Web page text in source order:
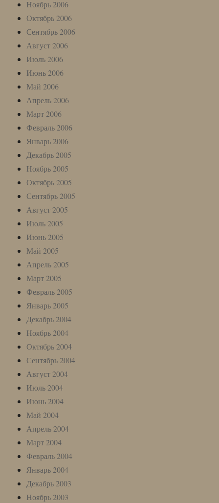
Ноябрь 2006
Октябрь 2006
Сентябрь 2006
Август 2006
Июль 2006
Июнь 2006
Май 2006
Апрель 2006
Март 2006
Февраль 2006
Январь 2006
Декабрь 2005
Ноябрь 2005
Октябрь 2005
Сентябрь 2005
Август 2005
Июль 2005
Июнь 2005
Май 2005
Апрель 2005
Март 2005
Февраль 2005
Январь 2005
Декабрь 2004
Ноябрь 2004
Октябрь 2004
Сентябрь 2004
Август 2004
Июль 2004
Июнь 2004
Май 2004
Апрель 2004
Март 2004
Февраль 2004
Январь 2004
Декабрь 2003
Ноябрь 2003